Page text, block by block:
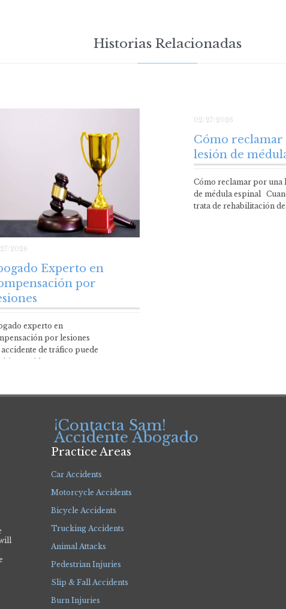
Historias Relacionadas
2026
Experto en
por
experto en
por lesiones
de tráfico puede
02/27/2026
Cómo
lesión de
Cómo reclamar por una
de médula espinal
trata de rehabilitación
¡Contacta Sam!
Accidente Abogado
Practice Areas
Car Accidents
Motorcycle Accidents
Bicycle Accidents
Trucking Accidents
Animal Attacks
Pedestrian Injuries
Slip & Fall Accidents
Burn Injuries